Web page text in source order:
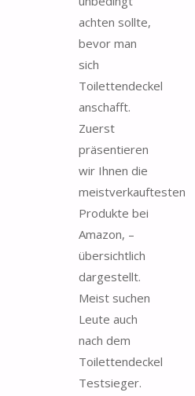
achten sollte,
bevor man
sich
Toilettendeckel
anschafft.
Zuerst
präsentieren
wir Ihnen die
meistverkauftesten
Produkte bei
Amazon, –
übersichtlich
dargestellt.
Meist suchen
Leute auch
nach dem
Toilettendeckel
Testsieger.